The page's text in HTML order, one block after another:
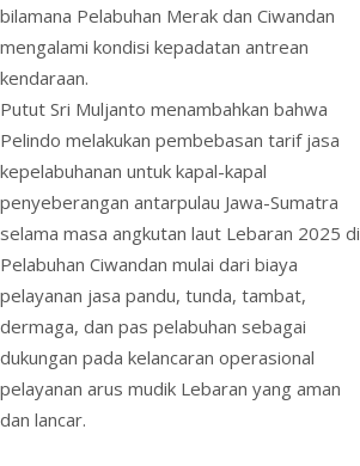
bilamana Pelabuhan Merak dan Ciwandan
mengalami kondisi kepadatan antrean
kendaraan.
Putut Sri Muljanto menambahkan bahwa
Pelindo melakukan pembebasan tarif jasa
kepelabuhanan untuk kapal-kapal
penyeberangan antarpulau Jawa-Sumatra
selama masa angkutan laut Lebaran 2025 di
Pelabuhan Ciwandan mulai dari biaya
pelayanan jasa pandu, tunda, tambat,
dermaga, dan pas pelabuhan sebagai
dukungan pada kelancaran operasional
pelayanan arus mudik Lebaran yang aman
dan lancar.